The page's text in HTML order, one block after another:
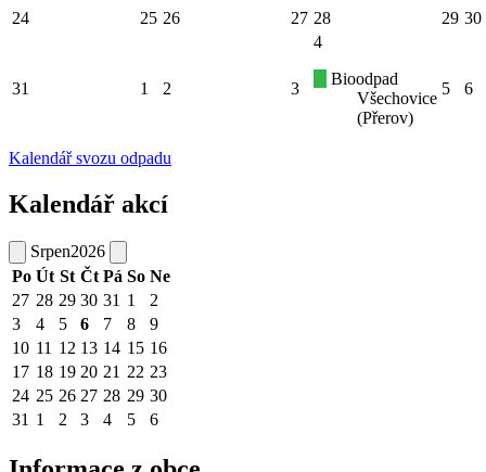
24 25 26 27 28 29 30
31 1 2 3
4
Bioodpad
Všechovice
(Přerov)
5 6
Kalendář svozu odpadu
Kalendář akcí
Srpen2026
Po Út St Čt Pá So Ne
27 28 29 30 31 1
2
3
4 5 6 7 8
9
10 11 12 13 14 15 16
17 18 19 20 21 22 23
24 25 26 27 28 29 30
31 1 2 3 4 5 6